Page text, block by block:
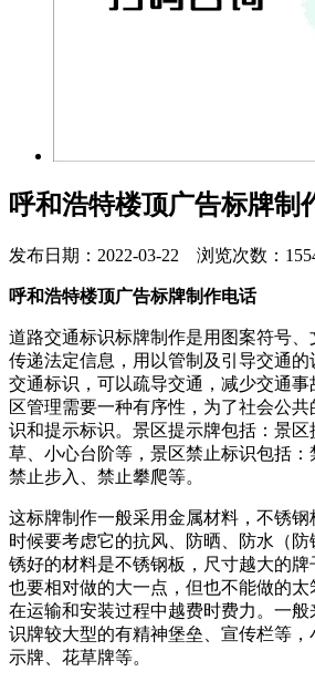
呼和浩特楼顶广告标牌制
发布日期：2022-03-22 浏览次数：
呼和浩特楼顶广告标牌制作电话
道路交通标识标牌制作是用图案符号、
传递法定信息，用以管制及引导交通
交通标识，可以疏导交通，减少交通
区管理需要一种有序性，为了社会公
识和提示标识。景区提示牌包括：景
草、小心台阶等，景区禁止标识包括：
禁止步入、禁止攀爬等。
这标牌制作一般采用金属材料，不锈
时候要考虑它的抗风、防晒、防水（
锈好的材料是不锈钢板，尺寸越大的
也要相对做的大一点，但也不能做的
在运输和安装过程中越费时费力。一
识牌较大型的有精神堡垒、宣传栏等
示牌、花草牌等。